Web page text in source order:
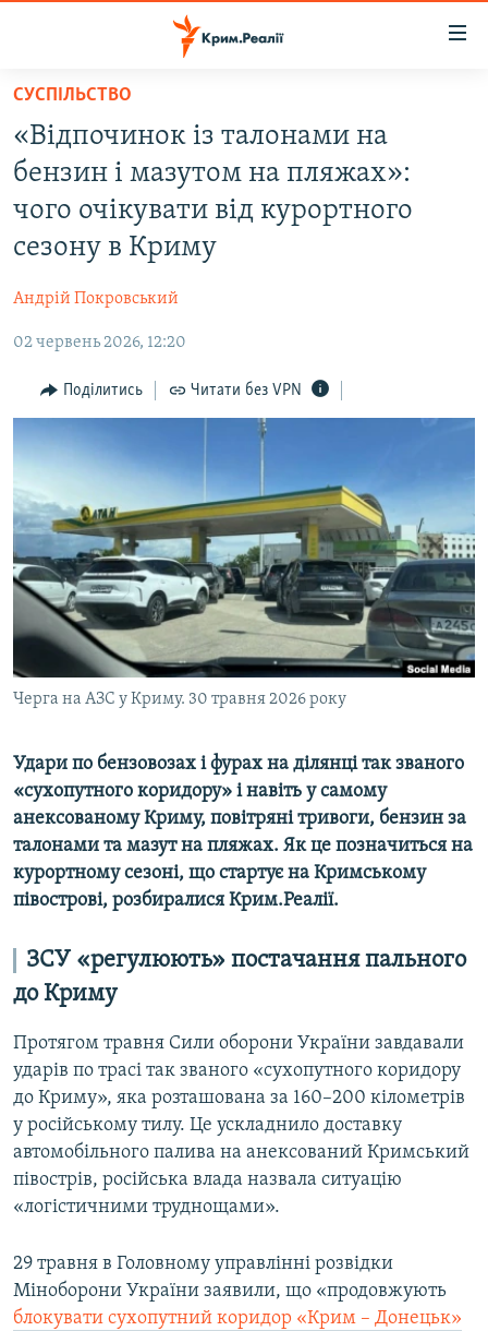
Перейти
основного
матеріалу
основної
Перейти
до
ВОДА.КРИМ
ВІДЕО ТА ФОТО
ПОГЛЯД
ІНТЕРВ'Ю
ВСЕ ЗА ДЕНЬ
СПЕЦПРОЕКТИ
ДЕПОРТАЦІЯ
ВІДЕОУРОКИ «ELIFBE»
СВІДЧЕННЯ ОКУПАЦІЇ
УКРАЇНСЬКА ПРОБЛЕМА КРИМУ
ІНФОГРАФІКА
ЯК ОБІЙТИ БЛОКУВАННЯ
Русский
Qırımtatar
ДОЛУЧАЙСЯ!
СУСПІЛЬСТВО
«Відпочинок із талонами на
бензин і мазутом на пляжах»:
чого очікувати від курортного
сезону в Криму
Андрій Покровський
02 червень 2026, 12:20
Поділитись Читати без VPN
Черга на АЗС у Криму. 30 травня 2026 року
Удари по бензовозах і фурах на ділянці так званого
«сухопутного коридору» і навіть у самому
анексованому Криму, повітряні тривоги, бензин за
талонами та мазут на пляжах. Як це позначиться на
курортному сезоні, що стартує на Кримському
півострові, розбиралися Крим.Реалії.
ЗСУ «регулюють» постачання пального
до Криму
Протягом травня Сили оборони України завдавали
ударів по трасі так званого «сухопутного коридору
до Криму», яка розташована за 160–200 кілометрів
у російському тилу. Це ускладнило доставку
автомобільного палива на анексований Кримський
півострів, російська влада назвала ситуацію
«логістичними труднощами».
29 травня в Головному управлінні розвідки
Міноборони України заявили, що «продовжують
блокувати сухопутний коридор «Крим – Донецьк»